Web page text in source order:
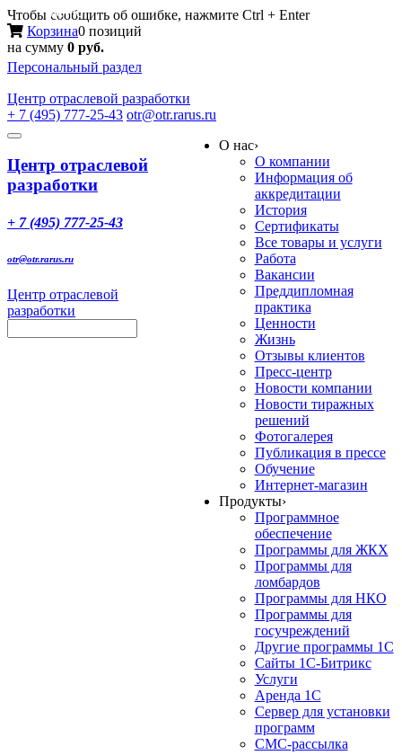
Чтобы сообщить об ошибке, нажмите Ctrl + Enter
Корзина0 позиций
на сумму 0 руб.
Персональный раздел
Центр отраслевой разработки
+ 7 (495) 777-25-43 otr@otr.rarus.ru
Toggle
Меню
Центр отраслевой
разработки
+ 7 (495) 777-25-43
otr@otr.rarus.ru
Центр отраслевой
разработки
О нас›
О компании
Информация об
аккредитации
История
Сертификаты
Все товары и услуги
Работа
Вакансии
Преддипломная
практика
Ценности
Жизнь
Отзывы клиентов
Пресс-центр
Новости компании
Новости тиражных
решений
Фотогалерея
Публикация в прессе
Обучение
Интернет-магазин
Продукты›
Программное
обеспечение
Программы для ЖКХ
Программы для
ломбардов
Программы для НКО
Программы для
госучреждений
Другие программы 1С
Сайты 1С-Битрикс
Услуги
Аренда 1С
Сервер для установки
программ
СМС-рассылка